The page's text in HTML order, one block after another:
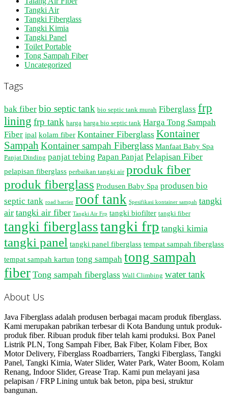
Tangki Air
Tangki Fiberglass
Tangki Kimia
Tangki Panel
Toilet Portable
Tong Sampah Fiber
Uncategorized
Tags
bak fiber bio septic tank bio septic tank murah Fiberglass frp
lining frp tank harga harga bio septic tank Harga Tong Sampah
Fiber ipal kolam fiber Kontainer Fiberglass Kontainer
Sampah Kontainer sampah Fiberglass Manfaat Baby Spa
Panjat Dinding panjat tebing Papan Panjat Pelapisan Fiber
pelapisan fiberglass perbaikan tangki air produk fiber
produk fiberglass Produsen Baby Spa produsen bio
septic tank road barrier roof tank Spesifikasi kontainer sampah tangki
air tangki air fiber Tangki Air Frp tangki biofilter tangki fiber
tangki fiberglasstangki frp tangki kimia
tangki panel tangki panel fiberglass tempat sampah fiberglass
tempat sampah kartun tong sampah tong sampah
fiber Tong sampah fiberglass Wall Climbing water tank
About Us
Java Fiberglass adalah produsen berbagai macam produk fiberglass.
Kami merupakan pabrikan terbesar di Kota Bandung untuk produk-
produk fiber. Ribuan produk fiber telah kami produksi. Box Panel
Listrik PLN, Tong Sampah Fiber, Bak Fiber, Kolam Fiber, Box
Motor Delivery, Fiberglass Roadbarriers, Tangki Fiberglass, Tangki
Panel, Tangki Kimia, Water Slider, Water Park, Water Boom, Kolam
Renang, Indoor Slider, Grease Trap. Kami pun melayani jasa
pelapisan / FRP Lining untuk bak beton, pipa besi, struktur
bangunan.